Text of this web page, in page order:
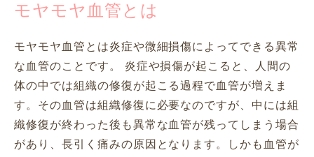
モヤモヤ血管とは
モヤモヤ血管とは炎症や微細損傷によってできる異常
な血管のことです。 炎症や損傷が起こると、人間の
体の中では組織の修復が起こる過程で血管が増えま
す。その血管は組織修復に必要なのですが、中には組
織修復が終わった後も異常な血管が残ってしまう場合
があり、長引く痛みの原因となります。しかも血管が